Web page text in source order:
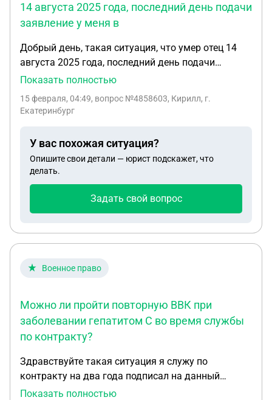
14 августа 2025 года, последний день подачи
заявление у меня в
Добрый день, такая ситуация, что умер отец 14
августа 2025 года, последний день подачи
заявление у меня в понедельник 16 числа, т.к 14
меня нету, моего свидетельства о рождение,
Показать полностью
15 февраля, 04:49, вопрос №4858603, Кирилл, г.
Екатеринбург
У вас похожая ситуация?
Опишите свои детали — юрист подскажет, что
делать.
Задать свой вопрос
Военное право
Можно ли пройти повторную ВВК при
заболевании гепатитом С во время службы
по контракту?
Здравствуйте такая ситуация я служу по
контракту на два года подписал на данный
момент идёт третий год в 24 году после ранения у
Показать полностью